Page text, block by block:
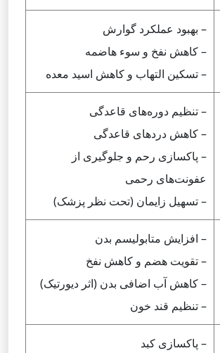
– بهبود عملکرد گوارش
– کاهش نفخ و سوء هاضمه
– تسکین التهاب و کاهش اسید معده
– تنظیم دوره‌های قاعدگی
– کاهش دردهای قاعدگی
– پاکسازی رحم و جلوگیری از
عفونت‌های رحمی
– تسهیل زایمان (تحت نظر پزشک)
– افزایش متابولیسم بدن
– تقویت هضم و کاهش نفخ
– کاهش آب اضافی بدن (اثر دیورتیک)
– تنظیم قند خون
– پاکسازی کبد